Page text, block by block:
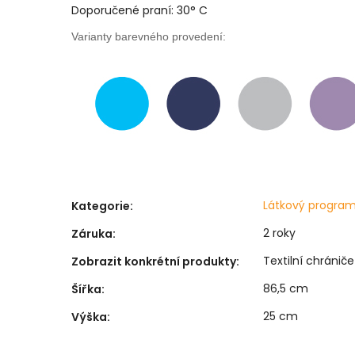
Doporučené praní: 30° C
Varianty barevného provedení:
Kategorie:
Látkový
Záruka:
2 roky
Zobrazit konkrétní produkty:
Textilní chrániče
Šířka:
86,5 cm
Výška: 25 cm